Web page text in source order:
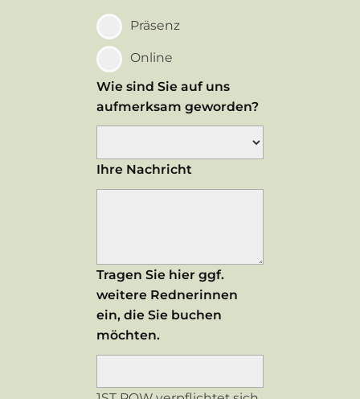
Präsenz
Online
Wie sind Sie auf uns
aufmerksam geworden?
Ihre Nachricht
Tragen Sie hier ggf.
weitere Rednerinnen
ein, die Sie buchen
möchten.